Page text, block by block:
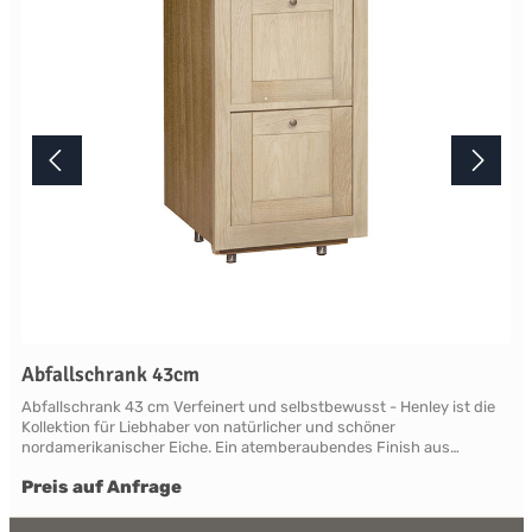
Terminabsprache persönlich in unserem Showroom.
Abfallschrank 43cm
Abfallschrank 43 cm Verfeinert und selbstbewusst - Henley ist die
Kollektion für Liebhaber von natürlicher und schöner
nordamerikanischer Eiche. Ein atemberaubendes Finish aus
modernen Mainstream abhebt. Die Eiche ist so gut geschützt und
Preis auf Anfrage